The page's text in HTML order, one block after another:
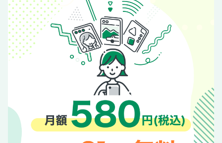
14 がっつりステーキに夢中！
15 憧れのブランド肉をチョイス
16 あんま～食堂で地元メシ
17 郷土料理と泡盛でほろ酔い
18 夜は栄町市場でディープに
SHOPPING 01 やちむんにひとめぼれ
02 セレクトショップをめぐる
03 かわいい布雑貨をゲット
04 琉球ガラスを手に入れる
05 ショッピングセンターへGO！